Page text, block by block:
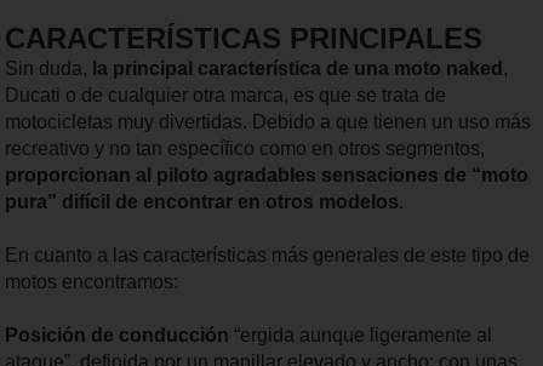
CARACTERÍSTICAS PRINCIPALES
Sin duda, la principal característica de una moto naked ,
Ducati o de cualquier otra marca, es que se trata de
motocicletas muy divertidas. Debido a que tienen un uso más
recreativo y no tan específico como en otros segmentos,
proporcionan al piloto agradables sensaciones de “moto
pura” difícil de encontrar en otros modelos.
En cuanto a las características más generales de este tipo de
motos encontramos:
Posición de conducción “ergida aunque ligeramente al